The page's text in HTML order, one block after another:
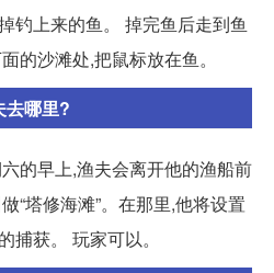
钓上来的鱼。 掉完鱼后走到鱼
的沙滩处,把鼠标放在鱼。
去哪里?
的早上,渔夫会离开他的渔船前
“塔修海滩”。在那里,他将设置
捕获。 玩家可以。